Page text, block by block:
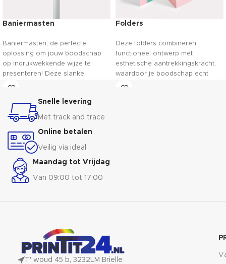
Baniermasten
Baniermasten, de perfecte
oplossing om jouw boodschap
op indrukwekkende wijze te
presenteren! Deze slanke,
duurzame masten zijn ideaal voor
of reclamedoeken. Met hun
opvallende hoogte en stevige
constructie trekken ze
gegarandeerd de aandacht van
voorbijgangers. Onze
baniermasten zijn vervaardigd uit
hoogwaardig materiaal,
waardoor ze bestand zijn tegen
diverse weersomstandigheden en
Folders
Deze folders combineren
functioneel ontwerp met
esthetische aantrekkingskracht,
waardoor je boodschap echt
opvalt. Geef je bedrijf, project of
Snelle levering
Met track and trace
Online betalen
Veilig via ideal
Maandag tot Vrijdag
Van 09:00 tot 17:00
T' woud 45 b, 3232LM Brielle